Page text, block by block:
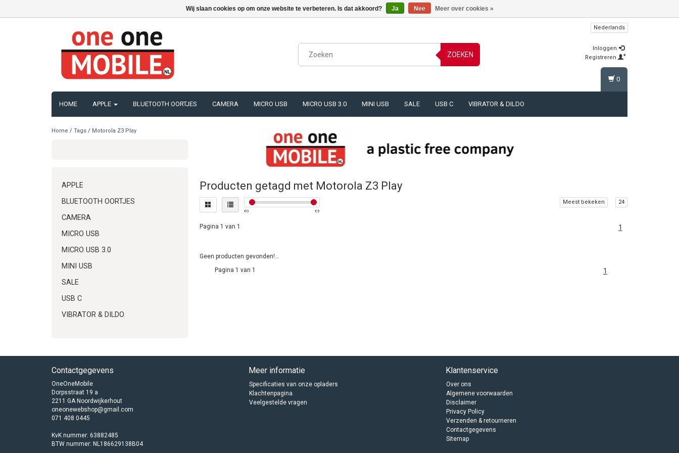
ZOEKEN
Nederlands
Inloggen
Registreren
HOME APPLE BLUETOOTH OORTJES CAMERA MICRO USB MICRO USB 3.0 MINI USB SALE USB C VIBRATOR & DILDO
0
Home / Tags / Motorola Z3 Play
APPLE
BLUETOOTH OORTJES
CAMERA
MICRO USB
MICRO USB 3.0
MINI USB
SALE
USB C
VIBRATOR & DILDO
Producten getagd met Motorola Z3 Play
€0 €5
Meest bekeken 24
Pagina 1 van 1 1
Geen producten gevonden!...
Pagina 1 van 1
1
Contactgegevens
OneOneMobile
Dorpsstraat 19 a
2211 GA Noordwijkerhout
oneonewebshop@gmail.com
071 408 0445
KvK nummer: 63882485
BTW nummer: NL186629138B04
Meer informatie
Specificaties van onze opladers
Klachtenpagina
Veelgestelde vragen
Klantenservice
Over ons
Algemene voorwaarden
Disclaimer
Privacy Policy
Verzenden & retourneren
Contactgegevens
Sitemap
Wij slaan cookies op om onze website te verbeteren. Is dat akkoord? Ja Nee Meer over cookies »